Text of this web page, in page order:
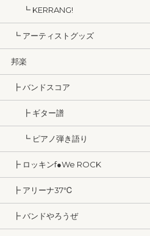
┗ KERRANG!
┗ アーティストグッズ
邦楽
┣ バンドスコア
┣ ギター譜
┗ ピアノ弾き語り
┣ ロッキンf●We ROCK
┣ アリーナ37℃
┣ バンドやろうぜ